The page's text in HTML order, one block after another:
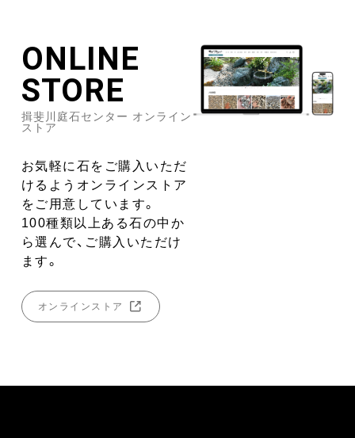
ONLINE
STORE
揖斐川庭石センター オンライン
ストア
お気軽に石をご購入いただ
けるようオンラインストア
をご用意しています。
100種類以上ある石の中か
ら選んで、ご購入いただけ
ます。
オンラインストア